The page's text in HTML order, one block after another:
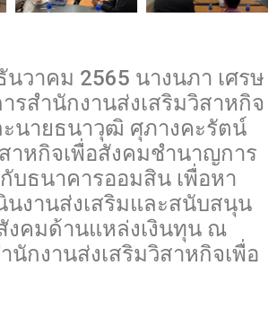
นวาคม 2565 นางนภา เศรษ
รสำนักงานส่งเสริมวิสาหกิจ
ะนายธนาวุฒิ ศุภางคะรัตน์
าหกิจเพื่อสังคมชำนาญการ
บธนาคารออมสิน เพื่อหา
นงานส่งเสริมและสนับสนุน
งคมด้านแหล่งเงินทุน ณ
นักงานส่งเสริมวิสาหกิจเพื่อ